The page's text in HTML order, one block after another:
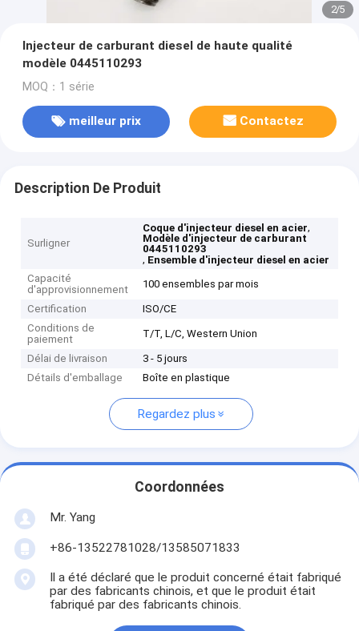
2/5
Injecteur de carburant diesel de haute qualité
modèle 0445110293
MOQ：1 série
meilleur prix Contactez
Description De Produit
Surligner
Coque d'injecteur diesel en acier,
Modèle d'injecteur de carburant
0445110293
, Ensemble d'injecteur diesel en acier
Capacité
d'approvisionnement
100 ensembles par mois
Certification
ISO/CE
Conditions de
paiement
T/T, L/C, Western Union
Délai de livraison
3 - 5 jours
Détails d'emballage
Boîte en plastique
Regardez plus
Coordonnées
Mr. Yang
+86-13522781028/13585071833
Il a été déclaré que le produit concerné était fabriqué
par des fabricants chinois, et que le produit était
fabriqué par des fabricants chinois.